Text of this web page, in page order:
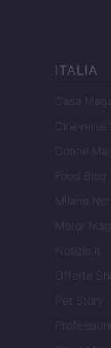
ITALIA
Casa
Cineverse
Donne
Food Blog
Milano
Motor
Notizie.it
Offerte
Pet Story